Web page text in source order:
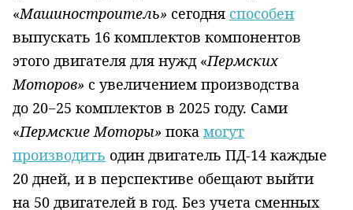
«Машиностроитель» сегодня способен
выпускать 16 комплектов компонентов
этого двигателя для нужд «Пермских
Моторов» с увеличением производства
до 20−25 комплектов в 2025 году. Сами
«Пермские Моторы» пока могут
производить один двигатель ПД-14 каждые
20 дней, и в перспективе обещают выйти
на 50 двигателей в год. Без учета сменных